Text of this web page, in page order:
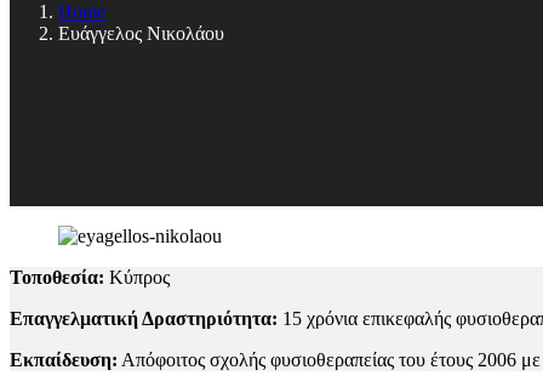
Home
Ευάγγελος Νικολάου
Τοποθεσία: Κύπρος
Επαγγελματική Δραστηριότητα: 15 χρόνια επικεφαλής
Εκπαίδευση: Απόφοιτος σχολής φυσιοθεραπείας του έτους 2006